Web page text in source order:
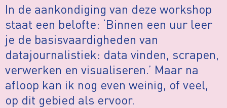
In de aankondiging van deze workshop
staat een belofte: ‘Binnen een uur leer
je de basisvaardigheden van
datajournalistiek: data vinden, scrapen,
verwerken en visualiseren.’ Maar na
afloop kan ik nog even weinig, of veel,
op dit gebied als ervoor.